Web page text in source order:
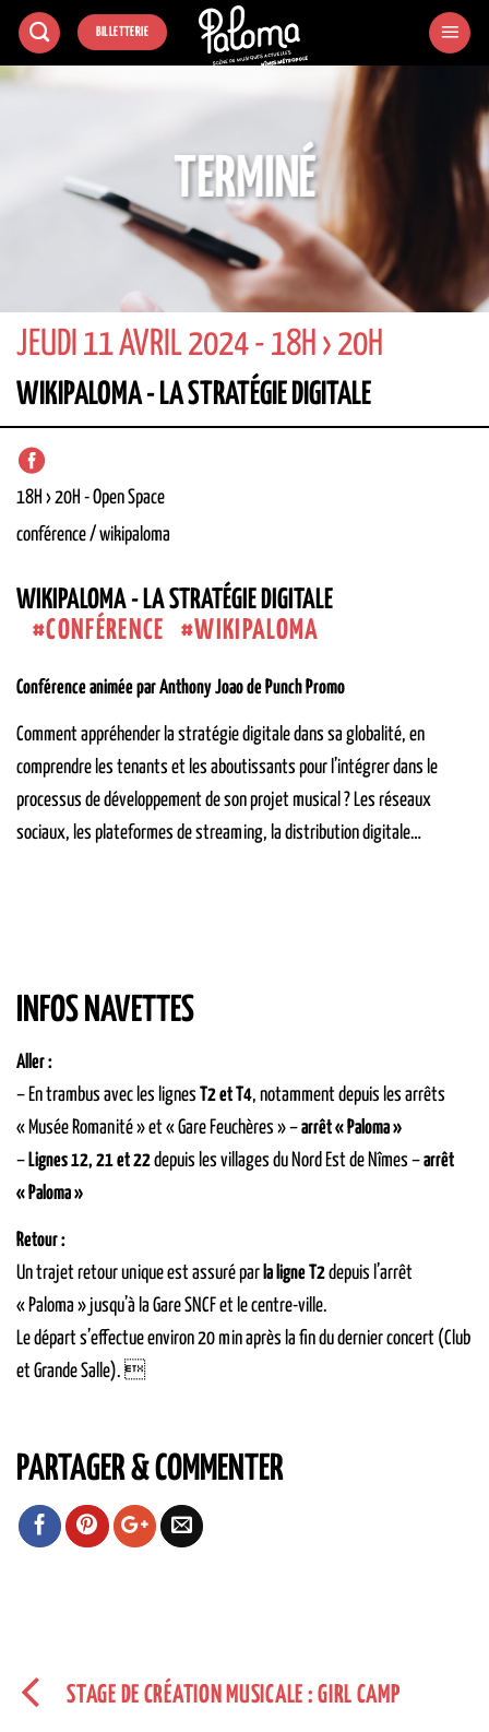
Passer
contenu
BILLETTERIE
TERMINÉ
JEUDI 11 AVRIL 2024 - 18H › 20H
WIKIPALOMA - LA STRATÉGIE DIGITALE
18H › 20H -Open Space
conférence / wikipaloma
WIKIPALOMA - LA STRATÉGIE DIGITALE
CONFÉRENCE
WIKIPALOMA
Conférence animée par Anthony Joao de Punch Promo
Comment appréhender la stratégie digitale dans sa globalité, en
comprendre les tenants et les aboutissants pour l’intégrer dans le
processus de développement de son projet musical ? Les réseaux
sociaux, les plateformes de streaming, la distribution digitale…
INFOS NAVETTES
Aller :
– En trambus avec les lignes T2 et T4, notamment depuis les arrêts
« Musée Romanité » et « Gare Feuchères » –arrêt « Paloma »
– Lignes 12, 21 et 22depuis les villages du Nord Est de Nîmes –arrêt
« Paloma »
Retour :
Un trajet retour unique est assuré par la ligne T2depuis l’arrêt
« Paloma » jusqu’à la Gare SNCF et le centre-ville.
Le départ s’effectue environ 20 min après la fin du dernier concert (Club
et Grande Salle). 
PARTAGER & COMMENTER
STAGE DE CRÉATION MUSICALE : GIRL CAMP